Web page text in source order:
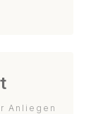
Anliegen